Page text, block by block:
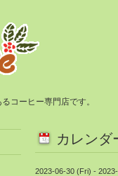
コーヒー専門店です。
カレンダ
2023-06-30 (Fri) -